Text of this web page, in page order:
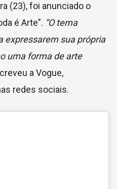
(23), foi anunciado o
é Arte”. “O tema
expressarem sua própria
uma forma de arte
a Vogue,
redes sociais.